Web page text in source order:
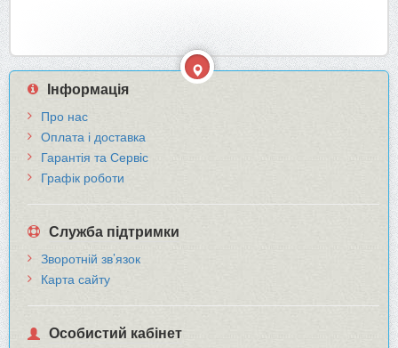
Інформація
Про нас
Оплата і доставка
Гарантія та Сервіс
Графік роботи
Служба підтримки
Зворотній зв’язок
Карта сайту
Особистий кабінет